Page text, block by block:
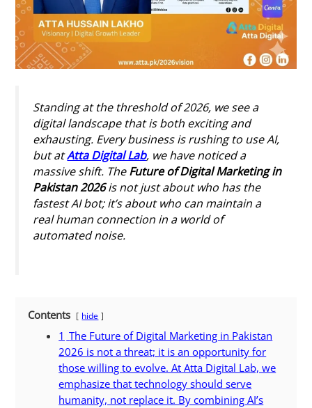
Standing at the threshold of 2026, we see a
digital landscape that is both exciting and
exhausting. Every business is rushing to use AI,
but atAtta Digital Lab, we have noticed a
massive shift. TheFuture of Digital Marketing in
Pakistan 2026is not just about who has the
fastest AI bot; it’s about who can maintain a
real human connection in a world of
automated noise.
Contents hide
1 The Future of Digital Marketing in Pakistan
2026 is not a threat; it is an opportunity for
those willing to evolve. At Atta Digital Lab, we
emphasize that technology should serve
humanity, not replace it. By combining AI’s